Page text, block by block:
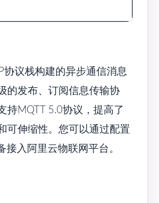
协议栈构建的异步通信消息
的发布、订阅信息传输协
持MQTT 5.0协议，提高了
可伸缩性。您可以通过配置
接入阿里云物联网平台。